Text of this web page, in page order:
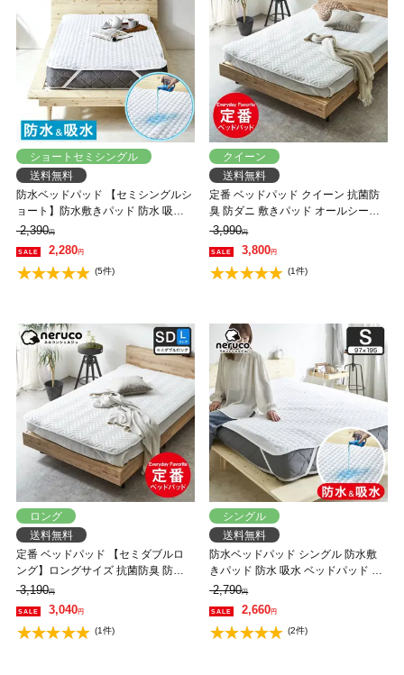
ショートセミシングル
送料無料
防水ベッドパッド 【セミシングルシ
ョート】防水敷きパッド 防水 吸水
ベッドパッド 敷きパッド 洗える お
ねしょパッド 介護 ペット 防水シー
ツ 赤ちゃん ベビー 防水パット 汚れ
防止 快適 オールシーズン シンプル
2,390円
2,280円
(5件)
クイーン
送料無料
定番 ベッドパッド クイーン 抗菌防
臭 防ダニ 敷きパッド オールシーズ
ン 洗えるキナリ エクリュ
3,990円
3,800円
(1件)
ロング
送料無料
定番 ベッドパッド 【セミダブルロ
ング】ロングサイズ 抗菌防臭 防ダ
ニ 敷きパッド オールシーズン 洗え
るキナリ エクリュ
3,190円
3,040円
(1件)
シングル
送料無料
防水ベッドパッド シングル 防水敷
きパッド 防水 吸水 ベッドパッド 敷
きパッド 洗える おねしょパッド 介
護 ペット 防水シーツ 赤ちゃん ベビ
ー 防水パット 汚れ防止 快適 オール
シーズン シンプル
2,790円
2,660円
(2件)